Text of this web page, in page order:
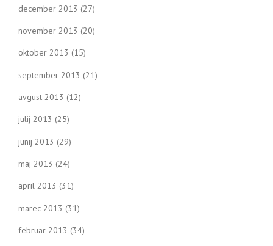
december 2013 (27)
november 2013 (20)
oktober 2013 (15)
september 2013 (21)
avgust 2013 (12)
julij 2013 (25)
junij 2013 (29)
maj 2013 (24)
april 2013 (31)
marec 2013 (31)
februar 2013 (34)